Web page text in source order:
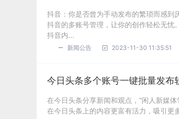
抖音：你是否曾为手动发布的繁琐而感到
抖音的多账号管理，让你的创作轻松无忧
抖音内...
新闻公告 2023-11-30 11:35:51
今日头条多个账号一键批量发布
在今日头条分享新闻和观点，“闲人新媒
在今日头条上的内容更富有活力，吸引更